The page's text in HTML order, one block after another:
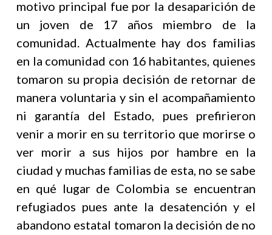
motivo principal fue por la desaparición de
un joven de 17 años miembro de la
comunidad. Actualmente hay dos familias
en la comunidad con 16 habitantes, quienes
tomaron su propia decisión de retornar de
manera voluntaria y sin el acompañamiento
ni garantía del Estado, pues prefirieron
venir a morir en su territorio que morirse o
ver morir a sus hijos por hambre en la
ciudad y muchas familias de esta, no se sabe
en qué lugar de Colombia se encuentran
refugiados pues ante la desatención y el
abandono estatal tomaron la decisión de no